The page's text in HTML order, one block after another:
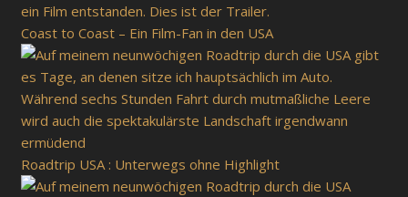
Coast to Coast – Ein Film-Fan in den USA
Roadtrip USA : Unterwegs ohne Highlight